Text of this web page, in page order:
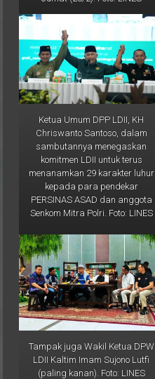
Ketua Umum DPP LDII, KH
Chriswanto Santoso, dalam
sambutannya menegaskan
komitmen LDII untuk terus
menanamkan 29 karakter luhur
kepada para pendekar
PERSINAS ASAD dan anggota
Senkom Mitra Polri. Foto: LINES
Tampak juga Wakil Ketua DPW
LDII Kaltim Imam Sujono Lutfi
(paling kanan). Foto: LINES